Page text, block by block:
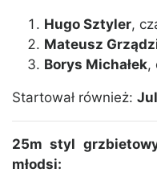
Hugo Sztyler,
Mateusz
Borys Michałek,
Startował również:
25m styl
młodsi: